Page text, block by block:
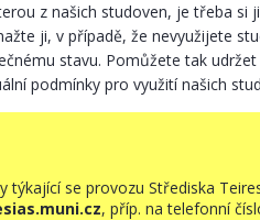
z našich studoven, je třeba si
ji, v případě, že nevyužijete
stavu. Pomůžete tak
podmínky pro využití našich
týkající se provozu Střediska
, příp. na telefonní